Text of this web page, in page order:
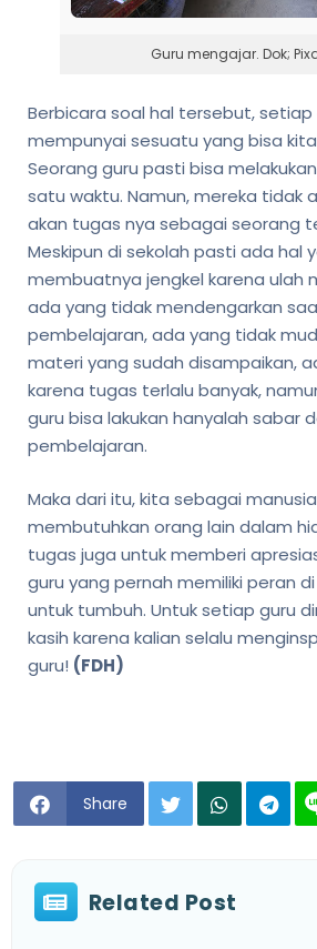
Guru mengajar. Dok;
Berbicara soal hal tersebut,
mempunyai sesuatu yang bisa
Seorang guru pasti bisa
satu waktu. Namun, mereka tidak
akan tugas nya sebagai seorang
Meskipun di sekolah pasti ada hal
membuatnya jengkel karena ulah
ada yang tidak mendengarkan
pembelajaran, ada yang tidak
materi yang sudah disampaikan,
karena tugas terlalu banyak,
guru bisa lakukan hanyalah sabar
pembelajaran.
Maka dari itu, kita sebagai
membutuhkan orang lain dalam
tugas juga untuk memberi
guru yang pernah memiliki peran
untuk tumbuh. Untuk setiap guru
kasih karena kalian selalu
guru! (FDH)
Share
Related Post